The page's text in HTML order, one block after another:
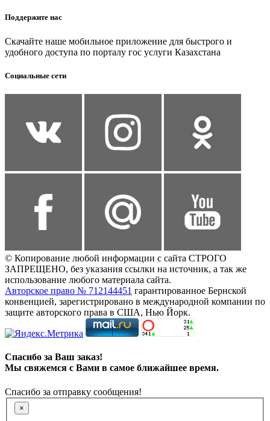
Поддержите нас
Скачайте наше мобильное приложение для быстрого и
удобного доступа по порталу гос услуги Казахстана
Социальные сети
© Копирование любой информации с сайта СТРОГО
ЗАПРЕЩЕНО, без указания ссылки на источник, а так же
использование любого материала сайта.
Авторское право № 712144451 гарантированное Бернской
конвенцией, зарегистрировано в международной компании по
защите авторского права в США, Нью Йорк.
Спасибо за Ваш заказ!
Мы свяжемся с Вами в самое ближайшее время.
Спасибо за отправку сообщения!
×